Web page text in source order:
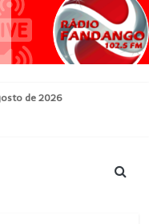
de 2026